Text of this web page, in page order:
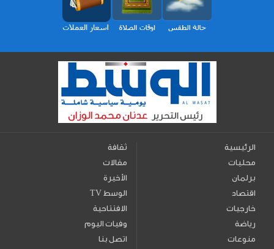
الرئيسية
محليات
برلمان
اقتصاد
خارجيات
رياضة
منوعات
ثقافة
مقالات
الأخيرة
TV الوسط
الافتتاحية
وفيات اليوم
اتصل بنا